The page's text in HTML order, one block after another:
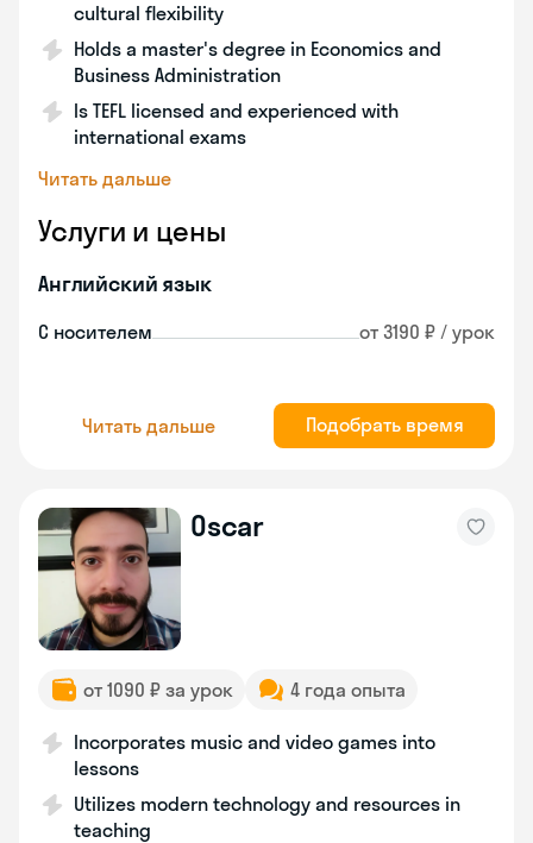
cultural flexibility
Holds a master's degree in Economics and
Business Administration
Is TEFL licensed and experienced with
international exams
Читать дальше
Услуги и цены
Английский язык
С носителем от 3190 ₽ / урок
Читать дальше Подобрать время
Oscar
от 1090 ₽ за урок 4 года опыта
Incorporates music and video games into
lessons
Utilizes modern technology and resources in
teaching